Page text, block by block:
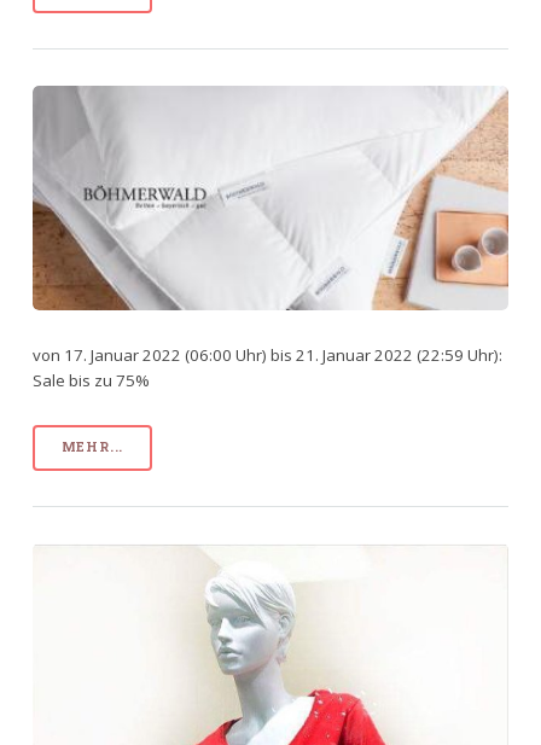
von 17. Januar 2022 (06:00 Uhr) bis 21. Januar 2022 (22:59 Uhr):
Sale bis zu 75%
MEHR...